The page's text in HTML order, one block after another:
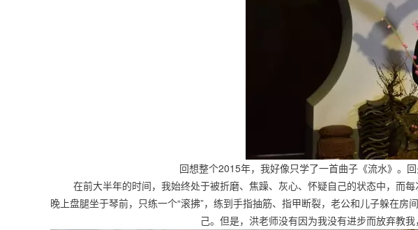
回想整个2015年，我好像只学了一首曲子《流水》。
在前大半年的时间，我始终处于被折磨、焦躁、灰心、怀疑自己的状态中，而
晚上盘腿坐于琴前，只练一个“滚拂”，练到手指抽筋、指甲断裂，老公和儿子躲在
己。但是，洪老师没有因为我没有进步而放弃教